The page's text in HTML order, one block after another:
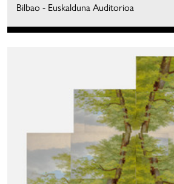
Bilbao - Euskalduna Auditorioa